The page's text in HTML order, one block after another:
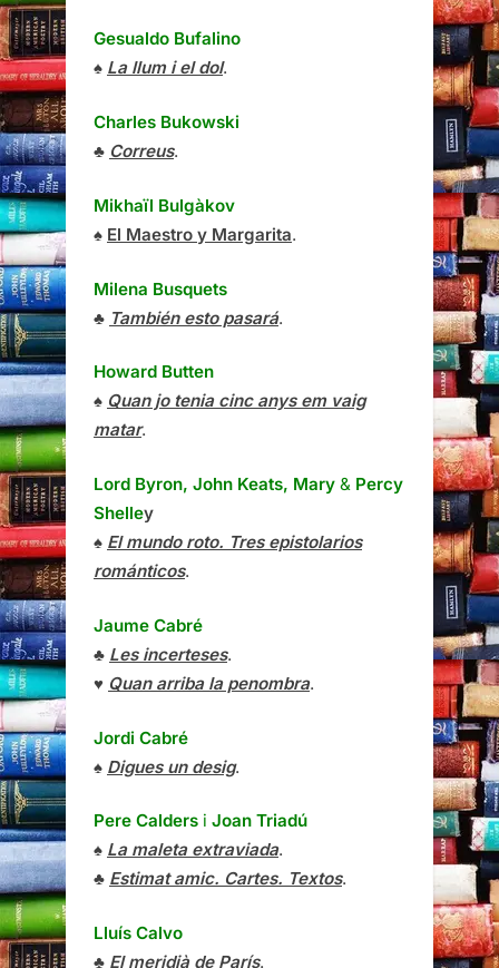
Gesualdo Bufalino
♠ La llum i el dol.
Charles Bukowski
♣ Correus.
Mikhaïl Bulgàkov
♠ El Maestro y Margarita.
Milena Busquets
♣ También esto pasará.
Howard Butten
♠ Quan jo tenia cinc anys em vaig
matar.
Lord Byron, John Keats, Mary & Percy
Shelley
♠ El mundo roto. Tres epistolarios
románticos.
Jaume Cabré
♣ Les incerteses.
♥ Quan arriba la penombra.
Jordi Cabré
♠ Digues un desig.
Pere Calders i Joan Triadú
♠ La maleta extraviada.
♣ Estimat amic. Cartes. Textos.
Lluís Calvo
♣ El meridià de París.